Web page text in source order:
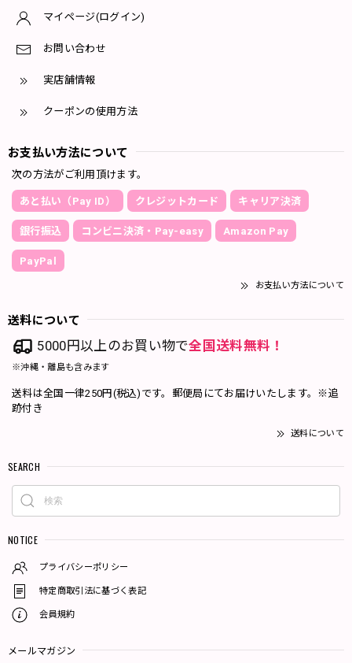
マイページ(ログイン)
お問い合わせ
実店舗情報
クーポンの使用方法
お支払い方法について
次の方法がご利用頂けます。
あと払い（Pay ID） クレジットカード キャリア決済
銀行振込 コンビニ決済・Pay-easy Amazon Pay
PayPal
お支払い方法について
送料について
5000円以上のお買い物で全国送料無料！
※沖縄・離島も含みます
送料は全国一律250円(税込)です。郵便局にてお届けいたします。※追
跡付き
送料について
SEARCH
NOTICE
プライバシーポリシー
特定商取引法に基づく表記
会員規約
メールマガジン